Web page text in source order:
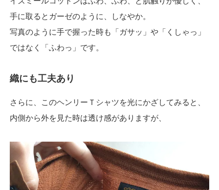
手に取るとガーゼのように、しなやか。
写真のように手で握った時も「ガサッ」や「くしゃっ」
ではなく「ふわっ」です。
織にも工夫あり
さらに、このヘンリーＴシャツを光にかざしてみると、
内側から外を見た時は透け感がありますが、